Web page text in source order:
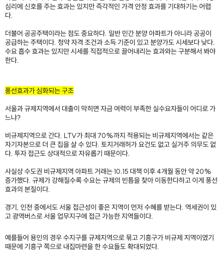
심리에 신호를 주는 효과는 있지만 즉각적인 가격 안정 효과를 기대하기는 어렵
다.
더불어 공공주택이라는 점도 중요하다. 일반 민간 분양 아파트가 아니라 공공이
공급하는 주택이다. 청약 자격 조건과 소득 기준이 있고 분양가도 시세보다 낮다.
수요 흡수 효과는 있지만 시세를 직접적으로 끌어내리는 효과와는 구분해서 봐야
한다.
풍선효과가 심화되는 구조
서울과 규제지역에서 대출이 막히면 자금 여력이 부족한 실수요자들이 어디로 가
느냐?
비규제지역으로 간다. LTV가 최대 70%까지 적용되는 비규제지역에서는 같은
자기자본으로 더 큰 집을 살 수 있다. 토지거래허가 요건도 없고 실거주 의무도 없
다. 투자 접근도 상대적으로 자유롭기 때문이다.
사실상 수도권 비규제지역 아파트 거래는 10.15 대책 이후 4개월 동안 약 20%
증가했다. 규제가 강해질수록 수요는 규제의 빈틈을 찾아 이동한다하고 이게 풍선
효과의 본질이다.
경기, 인천 중에서도 서울 접근성이 좋은 지역이 먼저 수혜를 받는다. 역세권이 있
고 광역버스로 서울 업무지구에 접근 가능한 지역들이다.
예를들어 용인의 경우 수지구를 규제지역으로 묶고 기흥구가 비규제 지역이였기
때문에 기흥구 쪽으로 내집마련을 한 수요들도 확대되었다.